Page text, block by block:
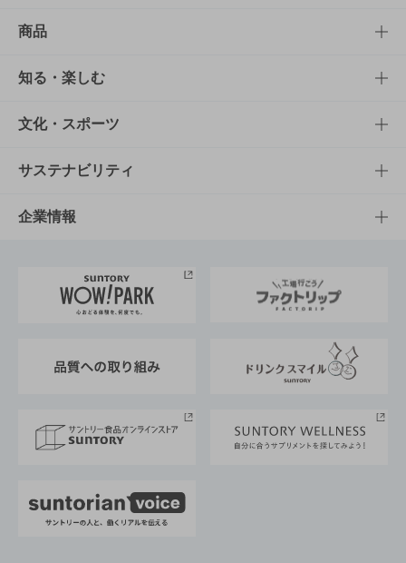
商品
商品TOP
商品一覧
商品発売情報
栄養成分一覧
知る・楽しむ
知る・楽しむTOP
キャンペーン
工場見学
地域情報
文化・スポーツ
文化・スポーツTOP
サントリーホール
サントリーサンバーズ大阪
サステナビリティ
サステナビリティTOP
サントリーが考えるサステナビリティ経営
企業情報
企業概要
採用情報